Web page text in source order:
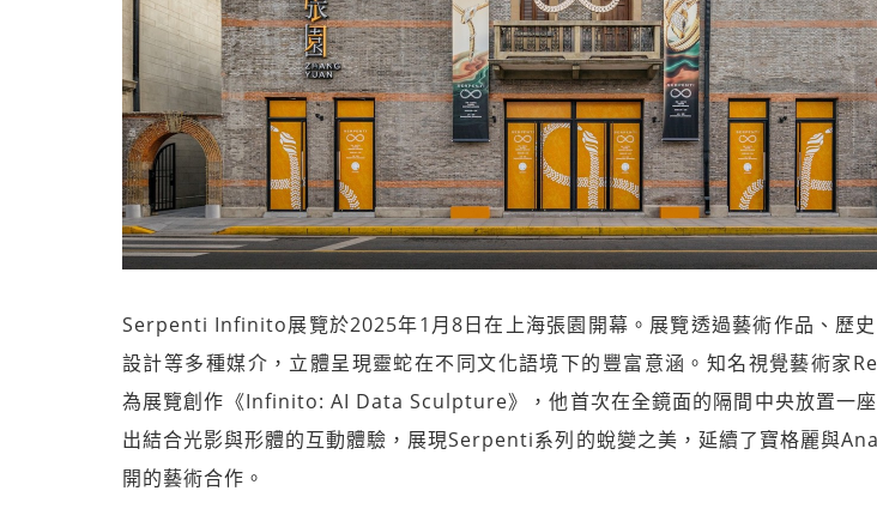
Serpenti Infinito展覽於2025年1月8日在上海張園開幕。展覽透過藝術作品、歷
設計等多種媒介，立體呈現靈蛇在不同文化語境下的豐富意涵。知名視覺藝術家
為展覽創作《Infinito: AI Data Sculpture》，他首次在全鏡面的隔間中央放置一
出結合光影與形體的互動體驗，展現Serpenti系列的蛻變之美，延續了寶格麗與
開的藝術合作。